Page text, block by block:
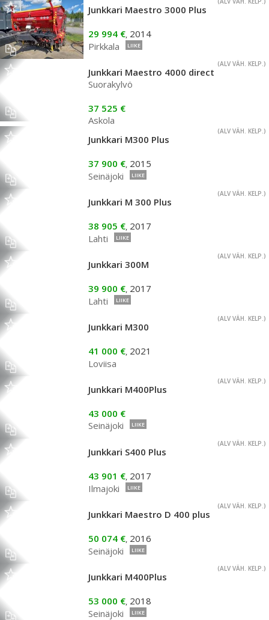
Junkkari Maestro 3000 Plus
29 994 €, 2014
Pirkkala
LIIKE
(ALV VÄH. KELP.)
Junkkari Maestro 4000 direct
Suorakylvö
37 525 €
Askola
(ALV VÄH. KELP.)
Junkkari M300 Plus
37 900 €, 2015
Seinäjoki
LIIKE
(ALV VÄH. KELP.)
Junkkari M 300 Plus
38 905 €, 2017
Lahti
LIIKE
(ALV VÄH. KELP.)
Junkkari 300M
39 900 €, 2017
Lahti
LIIKE
(ALV VÄH. KELP.)
Junkkari M300
41 000 €, 2021
Loviisa
(ALV VÄH. KELP.)
Junkkari M400Plus
43 000 €
Seinäjoki
LIIKE
(ALV VÄH. KELP.)
Junkkari S400 Plus
43 901 €, 2017
Ilmajoki
LIIKE
(ALV VÄH. KELP.)
Junkkari Maestro D 400 plus
50 074 €, 2016
Seinäjoki
LIIKE
(ALV VÄH. KELP.)
Junkkari M400Plus
53 000 €, 2018
Seinäjoki
LIIKE